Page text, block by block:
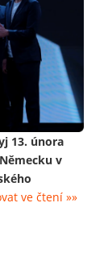
13. února
v
ve čtení »»